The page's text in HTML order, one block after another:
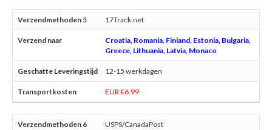
17Track.net
Croatia, Romania, Finland, Estonia, Bulgaria,
Greece, Lithuania, Latvia, Monaco
12-15 werkdagen
EUR €6.99
USPS/CanadaPost